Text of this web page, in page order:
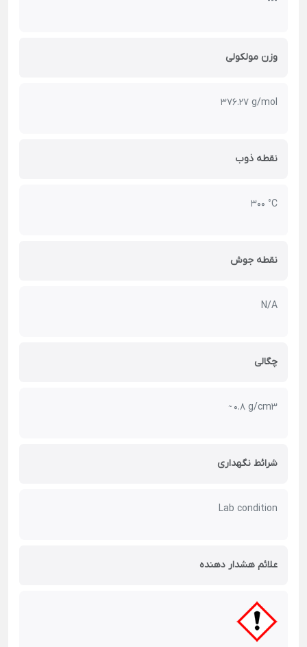
وزن مولکولی
376.27 g/mol
نقطه ذوب
300 °C
نقطه جوش
N/A
چگالی
̴ 0.8 g/cm3
شرائط نگهداری
Lab condition
علائم هشدار دهنده